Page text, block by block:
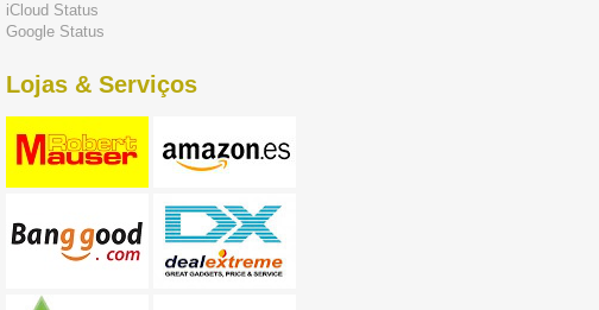
iCloud Status
Google Status
Lojas & Serviços